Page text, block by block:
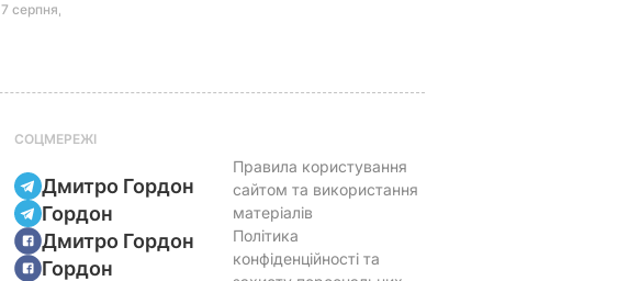
7 серпня, 13.49
СОЦМЕРЕЖІ
Дмитро Гордон
Гордон
Дмитро Гордон
Гордон
Правила користування
сайтом та використання
матеріалів
Політика
конфіденційності та